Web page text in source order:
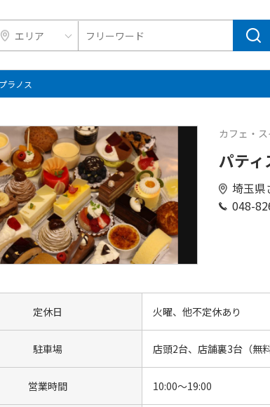
ラノス
カフェ・
パティ
埼玉県
048-
定休日 火曜、他不定休あり
駐車場 店頭2台、店舗裏3台（無料
営業時間 10:00～19:00